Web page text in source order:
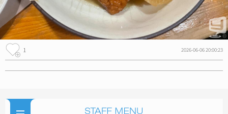
1 2026-06-06 20:00:23